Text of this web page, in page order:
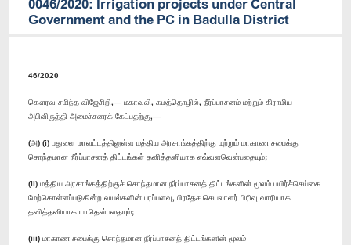
Government and the PC in Badulla District
46/2020
கௌரவ சமிந்த விஜேசிறி,— மகாவலி, கமத்தொழில், நீர்ப்பாசனம் மற்றும் கிராமிய
அபிவிருத்தி அமைச்சரைக் கேட்பதற்கு,—
(அ) (i) பதுளை மாவட்டத்திலுள்ள மத்திய அரசாங்கத்திற்கு மற்றும் மாகாண சபைக்கு
சொந்தமான நீர்ப்பாசனத் திட்டங்கள் தனித்தனியாக எவ்வளவென்பதையும்;
(ii) மத்திய அரசாங்கத்திற்குச் சொந்தமான நீர்ப்பாசனத் திட்டங்களின் மூலம் பயிர்ச்செய்கை
மேற்கொள்ளப்படுகின்ற வயல்களின் பரப்பளவு, பிரதேச செயலாளர் பிரிவு வாரியாக
தனித்தனியாக யாதென்பதையும்;
(iii) மாகாண சபைக்கு சொந்தமான நீர்ப்பாசனத் திட்டங்களின் மூலம்